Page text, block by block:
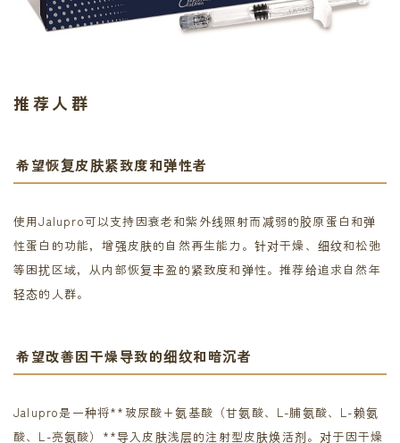
推荐人群
希望恢复皮肤紧致度和弹性者
使用Jalupro可以支持因衰老和紫外线照射而减弱的胶原蛋白和弹
性蛋白的功能，增强皮肤的自然再生能力。针对干燥、细纹和松弛
等困扰区域，从内部恢复丰盈的紧致度和弹性。推荐给追求自然年
轻态的人群。
希望改善因干燥导致的细纹和暗沉者
Jalupro是一种将**玻尿酸+氨基酸（甘氨酸、L-脯氨酸、L-赖氨
酸、L-亮氨酸）**导入皮肤浅层的注射型皮肤焕活剂。对于因干燥